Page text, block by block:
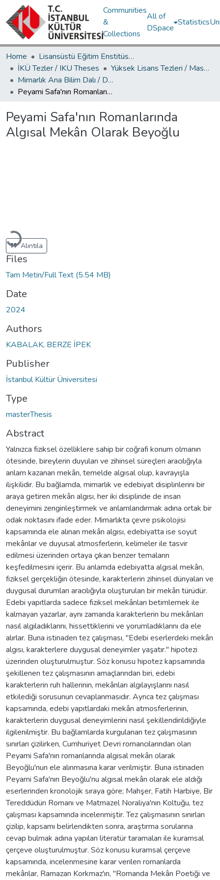
Communities
&
Collections
All of
DSpace
Statistics
Home
Lisansüstü Eğitim Enstitüsü / Postgraduate Education Institute
İKÜ Tezler / IKU Theses
Yüksek Lisans Tezleri / Master's Theses
Mimarlık Ana Bilim Dalı / Department of Architecture
Peyami Safa'nın Romanlarında Algısal Mekân Olarak Beyoğlu
Peyami Safa'nın Romanlarında
Algısal Mekân Olarak Beyoğlu
Loading...
Alıntıla
Files
Tam Metin/Full Text (5.54 MB)
Date
2024
Authors
KABALAK, BERZE İPEK
Publisher
İstanbul Kültür Üniversitesi
Type
masterThesis
Abstract
Yalnızca fiziksel özelliklere sahip bir coğrafi konum olmanın
ötesinde, bireylerin duyuları ve zihinsel süreçleri aracılığıyla
anlam kazanan mekân, temelde algısal olup, kavrayışla
ilişkilidir. Bu bağlamda, mimarlık ve edebiyat disiplinlerini bir
araya getiren mekân algısı, her iki disiplinde de insan
deneyimini zenginleştirmek ve anlamlandırmak adına ortak bir
odak noktasını ifade eder. Mimarlıkta çevre psikolojisi
kapsamında ele alınan mekân algısı, edebiyatta ise soyut
mekânlar ve duyusal atmosferlerin, kelimeler ile tasvir
edilmesi üzerinden ortaya çıkan benzer temaların
keşfedilmesini içerir. Bu anlamda edebiyatta algısal mekân,
fiziksel gerçekliğin ötesinde, karakterlerin zihinsel dünyaları ve
duygusal durumları aracılığıyla oluşturulan bir mekân türüdür.
Edebi yapıtlarda sadece fiziksel mekânları betimlemek ile
kalmayan yazarlar, aynı zamanda karakterlerin bu mekânları
nasıl algıladıklarını, hissettiklerini ve yorumladıklarını da ele
alırlar. Buna istinaden tez çalışması, "Edebi eserlerdeki mekân
algısı, karakterlere duygusal deneyimler yaşatır." hipotezi
üzerinden oluşturulmuştur. Söz konusu hipotez kapsamında
şekillenen tez çalışmasının amaçlarından biri, edebi
karakterlerin ruh hallerinin, mekânları algılayışlarını nasıl
etkilediği sorusunun cevaplanmasıdır. Ayrıca tez çalışması
kapsamında, edebi yapıtlardaki mekân atmosferlerinin,
karakterlerin duygusal deneyimlerini nasıl şekillendirildiğiyle
ilgilenilmiştir. Bu bağlamlarda kurgulanan tez çalışmasının
sınırları çizilirken, Cumhuriyet Devri romancılarından olan
Peyami Safa'nın romanlarında algısal mekân olarak
Beyoğlu'nun ele alınmasına karar verilmiştir. Buna istinaden
Peyami Safa'nın Beyoğlu'nu algısal mekân olarak ele aldığı
eserlerinden kronolojik sıraya göre; Mahşer, Fatih Harbiye, Bir
Tereddüdün Romanı ve Matmazel Noraliya'nın Koltuğu, tez
çalışması kapsamında incelenmiştir. Tez çalışmasının sınırları
çizilip, kapsamı belirlendikten sonra, araştırma sorularına
cevap bulmak adına yapılan literatür taramaları ile kuramsal
çerçeve oluşturulmuştur. Söz konusu kuramsal çerçeve
kapsamında, incelenmesine karar verilen romanlarda
mekânlar, Ramazan Korkmaz'ın, "Romanda Mekân Poetiği ve